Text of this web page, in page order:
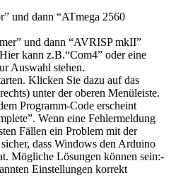
und dann “ATmega 2560
und dann “AVRISP mkII”
kann z.B.“Com4” oder eine
Auswahl stehen.
Klicken Sie dazu auf das
unter der oberen Menüleiste.
Programm-Code erscheint
Wenn eine Fehlermeldung
Fällen ein Problem mit der
dass Windows den Arduino
Mögliche Lösungen können sein:-
Einstellungen korrekt